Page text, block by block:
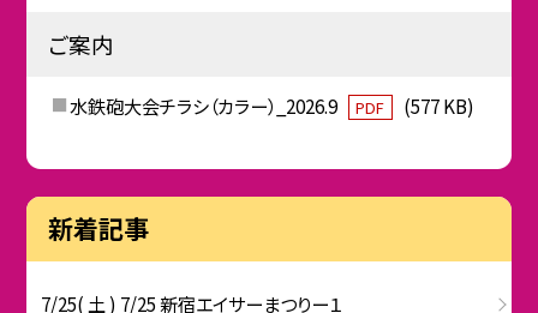
ご案内
水鉄砲大会チラシ（カラー）_2026.9 PDF (577 KB)
新着記事
7/25( 土 ) 7/25 新宿エイサーまつりー１